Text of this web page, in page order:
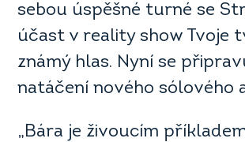
sebou úspěšné turné se
účast v reality show Tvoje
známý hlas. Nyní se
natáčení nového sólového
„Bára je živoucím